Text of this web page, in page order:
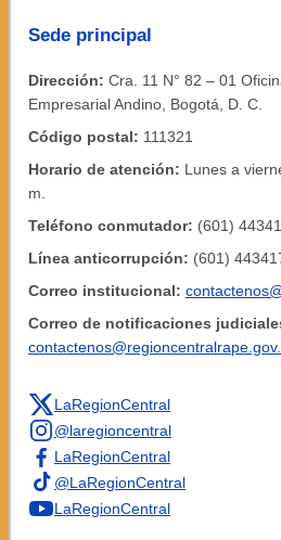
Sede principal
Dirección: Cra. 11 N° 82 – 01
Empresarial Andino, Bogotá, D. C.
Código postal: 111321
Horario de atención: Lunes a
m.
Teléfono conmutador: (601)
Línea anticorrupción: (601)
Correo institucional:
Correo de notificaciones
LaRegionCentral
@laregioncentral
LaRegionCentral
@LaRegionCentral
LaRegionCentral